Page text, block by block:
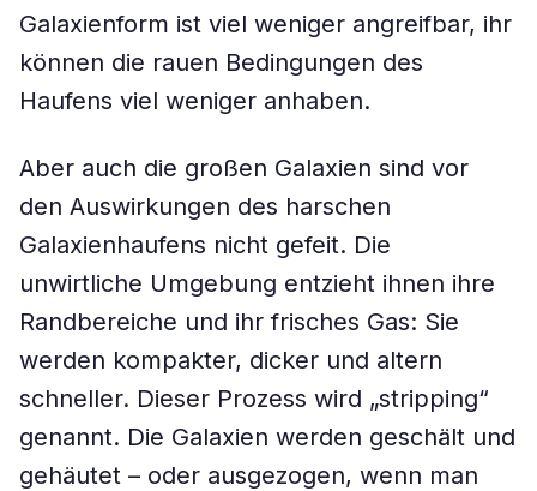
Galaxienform ist viel weniger angreifbar, ihr
können die rauen Bedingungen des
Haufens viel weniger anhaben.
Aber auch die großen Galaxien sind vor
den Auswirkungen des harschen
Galaxienhaufens nicht gefeit. Die
unwirtliche Umgebung entzieht ihnen ihre
Randbereiche und ihr frisches Gas: Sie
werden kompakter, dicker und altern
schneller. Dieser Prozess wird „stripping“
genannt. Die Galaxien werden geschält und
gehäutet – oder ausgezogen, wenn man